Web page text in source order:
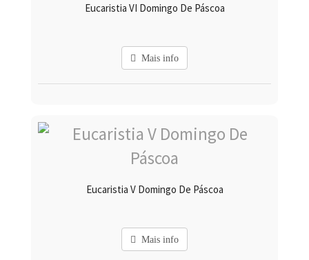
Eucaristia VI Domingo De Páscoa
Mais info
Eucaristia V Domingo De Páscoa
Mais info